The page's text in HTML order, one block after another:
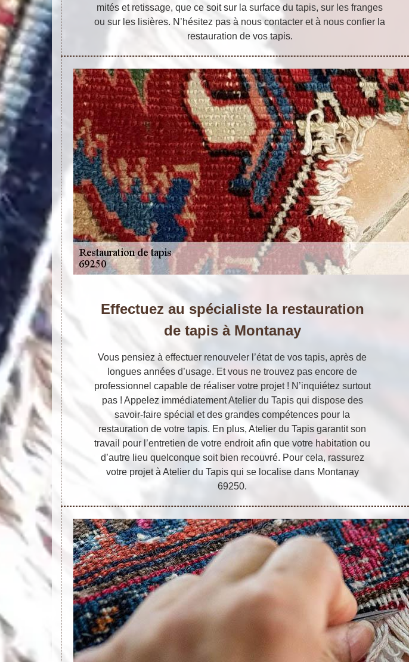
mités et retissage, que ce soit sur la surface du tapis, sur les franges
ou sur les lisières. N’hésitez pas à nous contacter et à nous confier la
restauration de vos tapis.
Effectuez au spécialiste la restauration
de tapis à Montanay
Vous pensiez à effectuer renouveler l’état de vos tapis, après de
longues années d’usage. Et vous ne trouvez pas encore de
professionnel capable de réaliser votre projet ! N’inquiétez surtout
pas ! Appelez immédiatement Atelier du Tapis qui dispose des
savoir-faire spécial et des grandes compétences pour la
restauration de votre tapis. En plus, Atelier du Tapis garantit son
travail pour l’entretien de votre endroit afin que votre habitation ou
d’autre lieu quelconque soit bien recouvré. Pour cela, rassurez
votre projet à Atelier du Tapis qui se localise dans Montanay
69250.